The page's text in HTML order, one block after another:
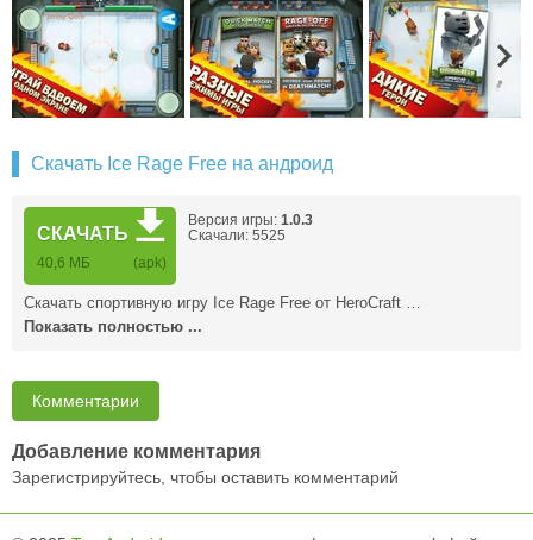
Скачать Ice Rage Free на андроид
СКАЧАТЬ
40,6 MБ (apk)
Версия игры: 1.0.3
Скачали: 5525
Скачать спортивную игру Ice Rage Free от HeroCraft …
Показать полностью ...
Комментарии
Добавление комментария
Зарегистрируйтесь, чтобы оставить комментарий